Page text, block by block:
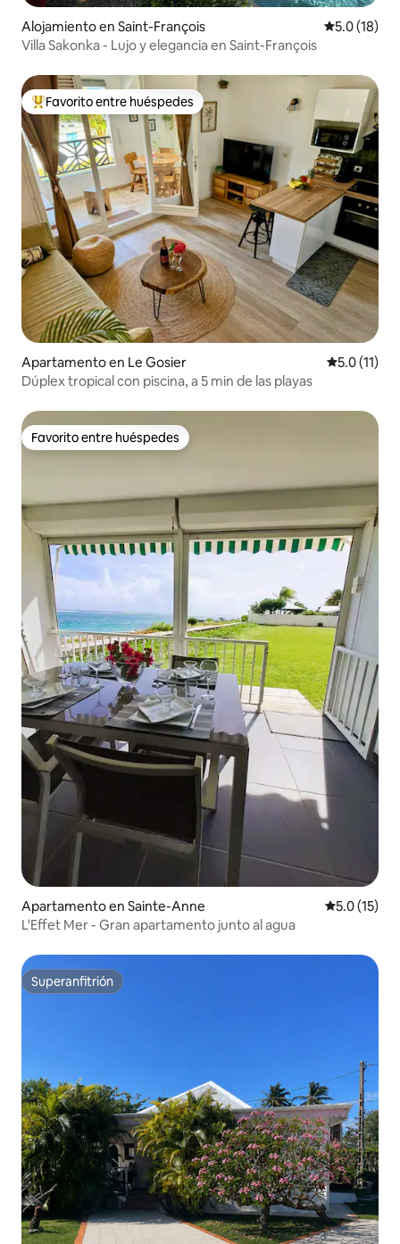
Alojamiento en Saint-François Calificación
5.0 (18)
Villa Sakonka - Lujo y elegancia en Saint-François
Favorito entre huéspedes preferido
Favorito entre huéspedes
Apartamento en Le Gosier Calificación
5.0 (11)
Dúplex tropical con piscina, a 5 min de las playas
Favorito entre huéspedes
Favorito entre huéspedes
Apartamento en Sainte-Anne Calificación
5.0 (15)
L'Effet Mer - Gran apartamento junto al agua
Superanfitrión
Superanfitrión